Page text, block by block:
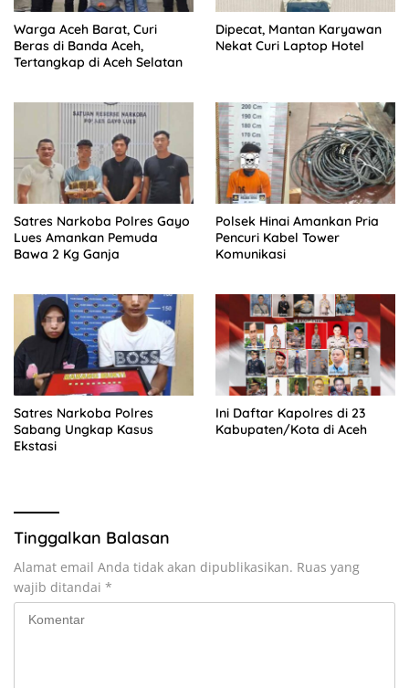
Warga Aceh Barat, Curi
Beras di Banda Aceh,
Tertangkap di Aceh Selatan
Dipecat, Mantan Karyawan
Nekat Curi Laptop Hotel
Satres Narkoba Polres Gayo
Lues Amankan Pemuda
Bawa 2 Kg Ganja
Polsek Hinai Amankan Pria
Pencuri Kabel Tower
Komunikasi
Satres Narkoba Polres
Sabang Ungkap Kasus
Ekstasi
Ini Daftar Kapolres di 23
Kabupaten/Kota di Aceh
Tinggalkan Balasan
Alamat email Anda tidak akan dipublikasikan. Ruas yang
wajib ditandai *